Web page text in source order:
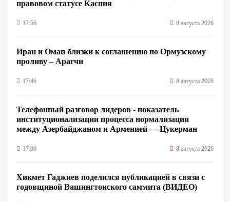
правовом статусе Каспия
17:56 8 августа 2026
Иран и Оман близки к соглашению по Ормузскому
проливу – Арагчи
17:46 8 августа 2026
Телефонный разговор лидеров - показатель
институционализации процесса нормализации
между Азербайджаном и Арменией — Цукерман
17:00 8 августа 2026
Хикмет Гаджиев поделился публикацией в связи с
годовщиной Вашингтонского саммита (ВИДЕО)